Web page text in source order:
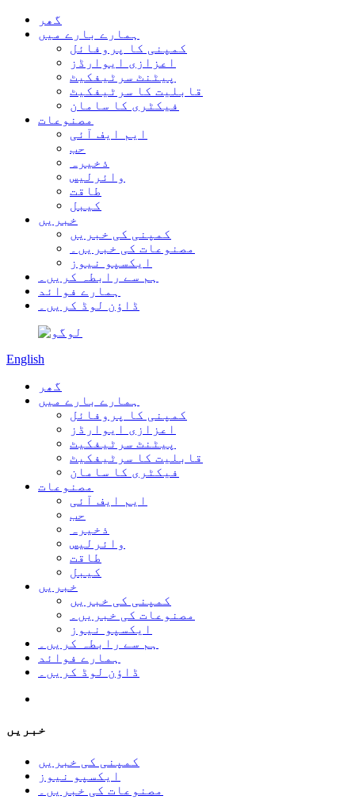
گھر
ہمارے بارے میں
کمپنی کا پروفائل
اعزازی ایوارڈز
پیٹنٹ سرٹیفکیٹ
قابلیت کا سرٹیفکیٹ
فیکٹری کا سامان
مصنوعات
ایم ایف آئی
حب
ذخیرہ
وائرلیس
طاقت
کیبل
خبریں
کمپنی کی خبریں
مصنوعات کی خبریں۔
ایکسپو نیوز
ہم سے رابطہ کریں۔
ہمارے فوائد
ڈاؤن لوڈ کریں۔
English
گھر
ہمارے بارے میں
کمپنی کا پروفائل
اعزازی ایوارڈز
پیٹنٹ سرٹیفکیٹ
قابلیت کا سرٹیفکیٹ
فیکٹری کا سامان
مصنوعات
ایم ایف آئی
حب
ذخیرہ
وائرلیس
طاقت
کیبل
خبریں
کمپنی کی خبریں
مصنوعات کی خبریں۔
ایکسپو نیوز
ہم سے رابطہ کریں۔
ہمارے فوائد
ڈاؤن لوڈ کریں۔
خبریں
کمپنی کی خبریں
ایکسپو نیوز
مصنوعات کی خبریں۔